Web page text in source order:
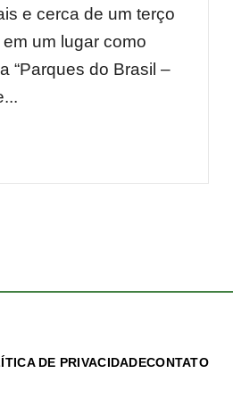
e cerca de um terço
um lugar como
“Parques do Brasil –
DE PRIVACIDADECONTATO